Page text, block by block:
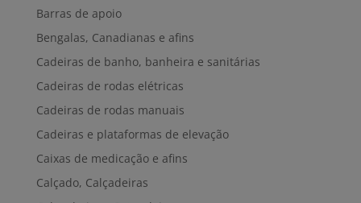
Barras de apoio
Bengalas, Canadianas e afins
Cadeiras de banho, banheira e sanitárias
Cadeiras de rodas elétricas
Cadeiras de rodas manuais
Cadeiras e plataformas de elevação
Caixas de medicação e afins
Calçado, Calçadeiras